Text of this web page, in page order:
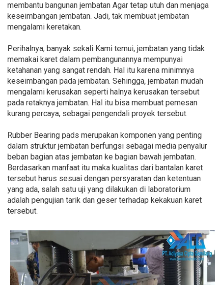
membantu bangunan jembatan Agar tetap utuh dan menjaga
keseimbangan jembatan. Jadi, tak membuat jembatan
mengalami keretakan.
Perihalnya, banyak sekali Kami temui, jembatan yang tidak
memakai karet dalam pembangunannya mempunyai
ketahanan yang sangat rendah. Hal itu karena minimnya
keseimbangan pada jembatan. Sehingga, jembatan mudah
mengalami kerusakan seperti halnya kerusakan tersebut
pada retaknya jembatan. Hal itu bisa membuat pemesan
kurang percaya, sebagai pengendali proyek tersebut.
Rubber Bearing pads merupakan komponen yang penting
dalam struktur jembatan berfungsi sebagai media penyalur
beban bagian atas jembatan ke bagian bawah jembatan.
Berdasarkan manfaat itu maka kualitas dari bantalan karet
tersebut harus sesuai dengan persyaratan dan ketentuan
yang ada, salah satu uji yang dilakukan di laboratorium
adalah pengujian tarik dan geser terhadap kekakuan karet
tersebut.